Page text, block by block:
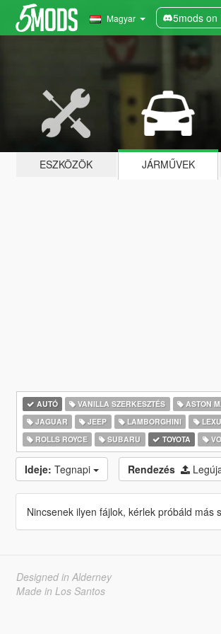
Magyar 5mods on
ESZKÖZÖK JÁRMŰVEK
AUTÓ VANILLA SZERKESZTÉS ASTON
JAGUAR
JEEP LAMBORGHINI
ROLLS ROYCE
SUBARU TOYOTA
Ideje: Tegnapi Rendezés
Nincsenek ilyen fájlok, kérlek próbáld más
Designed in Alderney
Made in Los Santos